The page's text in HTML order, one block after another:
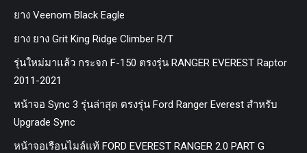
ยาง Veenom Black Eagle
ยาง ยาง Grit King Ridge Climber R/T
รุ่นใหม่มาแล้ว กระจก F-150 ตรงรุ่น RANGER EVEREST Raptor
2011-2021
หน้าจอ Sync 3 รุ่นล่าสุด ตรงรุ่น Ford Ranger Everest สำหรับ
Upgrade Sync
หน้าจอเรือนไมล์แท้ FORD EVEREST RANGER 2.0 PART G